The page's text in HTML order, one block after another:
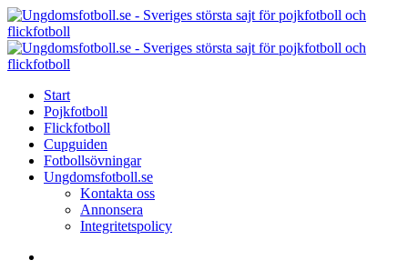
Menu
Search
Menu
Start
Pojkfotboll
Flickfotboll
Cupguiden
Fotbollsövningar
Ungdomsfotboll.se
Kontakta oss
Annonsera
Integritetspolicy